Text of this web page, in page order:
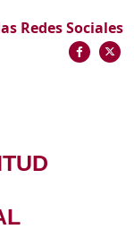
Redes Sociales